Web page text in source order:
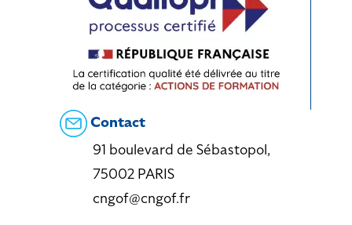
Contact
91 boulevard de Sébastopol,
75002 PARIS
cngof@cngof.fr